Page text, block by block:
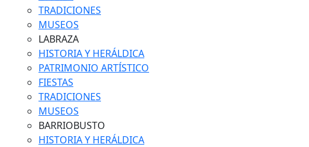
TRADICIONES
MUSEOS
LABRAZA
HISTORIA Y HERÁLDICA
PATRIMONIO ARTÍSTICO
FIESTAS
TRADICIONES
MUSEOS
BARRIOBUSTO
HISTORIA Y HERÁLDICA